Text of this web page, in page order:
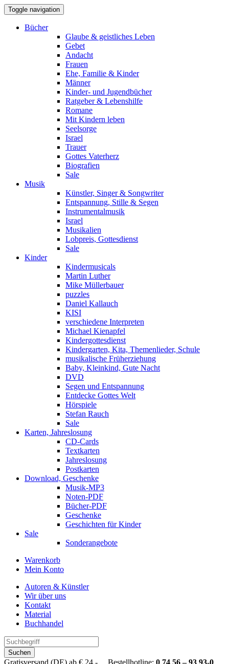
Toggle navigation
Bücher
Glaube & geistliches Leben
Gebet
Andacht
Frauen
Ehe, Familie & Kinder
Männer
Kinder- und Jugendbücher
Ratgeber & Lebenshilfe
Romane
Mit Kindern leben
Seelsorge
Israel
Trauer
Gottes Vaterherz
Biografien
Sale
Musik
Künstler, Singer & Songwriter
Entspannung, Stille & Segen
Instrumentalmusik
Israel
Musikalien
Lobpreis, Gottesdienst
Sale
Kinder
Kindermusicals
Martin Luther
Mike Müllerbauer
puzzles
Daniel Kallauch
KISI
verschiedene Interpreten
Michael Kienapfel
Kindergottesdienst
Kindergarten, Kita, Themenlieder, Schule
musikalische Früherziehung
Baby, Kleinkind, Gute Nacht
DVD
Segen und Entspannung
Entdecke Gottes Welt
Hörspiele
Stefan Rauch
Sale
Karten, Jahreslosung
CD-Cards
Textkarten
Jahreslosung
Postkarten
Download, Geschenke
Musik-MP3
Noten-PDF
Bücher-PDF
Geschenke
Geschichten für Kinder
Sale
Sonderangebote
Warenkorb
Mein Konto
Autoren & Künstler
Wir über uns
Kontakt
Material
Buchhandel
Suchen
Gratisversand (DE) ab € 24,- Bestellhotline: 0 74 56 – 93 93-0